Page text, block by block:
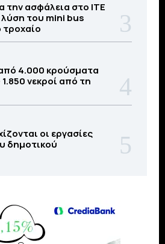
την ασφάλεια στο ΙΤΕ
λύση του mini bus
4.000 κρούσματα
νεκροί από τη
οι εργασίες
δημοτικού